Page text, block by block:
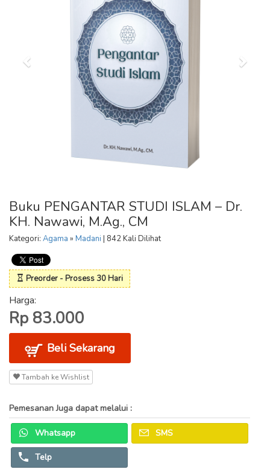
Buku PENGANTAR STUDI ISLAM – Dr.
KH. Nawawi, M.Ag., CM
Kategori: Agama » Madani | 842 Kali Dilihat
Preorder - Prosess 30 Hari
Harga:
Rp 83.000
Beli Sekarang
Tambah ke Wishlist
Pemesanan Juga dapat melalui :
Whatsapp SMS
Telp